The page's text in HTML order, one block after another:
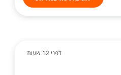
לפני 12 שעות